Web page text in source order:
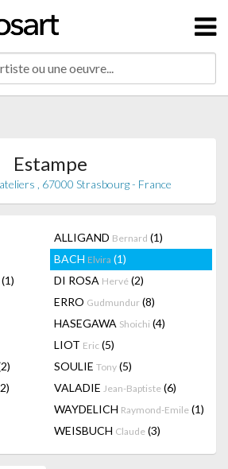
Estampe
, 67000 Strasbourg - France
ALLIGAND Bernard (1)
BACH Elvira (1)
(1) DI ROSA Hervé (2)
ERRO Gudmundur (8)
HASEGAWA Shoichi (4)
LIOT Eric (5)
SOULIE Tony (5)
VALADIE Jean-Baptiste (6)
WAYDELICH Raymond-Emile (1)
WEISBUCH Claude (3)